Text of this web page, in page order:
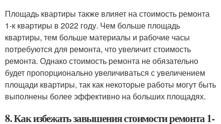
Площадь квартиры также влияет на стоимость ремонта
1-к квартиры в 2022 году. Чем больше площадь
квартиры, тем больше материалы и рабочие часы
потребуются для ремонта, что увеличит стоимость
ремонта. Однако стоимость ремонта не обязательно
будет пропорционально увеличиваться с увеличением
площади квартиры, так как некоторые работы могут быть
выполнены более эффективно на больших площадях.
8. Как избежать завышения стоимости ремонта 1-